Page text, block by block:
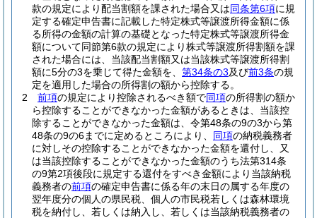
款の規定により配当割額を課された場合又は同条第6項に規
定する確定申告書に記載した特定株式等譲渡所得金額に係
る所得の金額の計算の基礎となった特定株式等譲渡所得金
額について同節第6款の規定により株式等譲渡所得割額を課
された場合には、当該配当割額又は当該株式等譲渡所得割
額に5分の3を乗じて得た金額を、 第34条の3及び前3条の規
定を適用した場合の所得割の額から控除する。
2
前項の規定により控除されるべき額で同項の所得割の額か
ら控除することができなかった金額があるときは、当該控
除することができなかった金額は、令第48条の9の3から第
48条の9の6までに定めるところにより、 同項の納税義務者
に対しその控除することができなかった金額を還付し、又
は当該控除することができなかった金額のうち法第314条
の9第2項後段に規定する還付をすべき金額により当該納税
義務者の前項の確定申告書に係る年の末日の属する年度の
翌年度分の個人の県民税、個人の市民税若しくは森林環境
税を納付し、若しくは納入し、若しくは当該納税義務者の